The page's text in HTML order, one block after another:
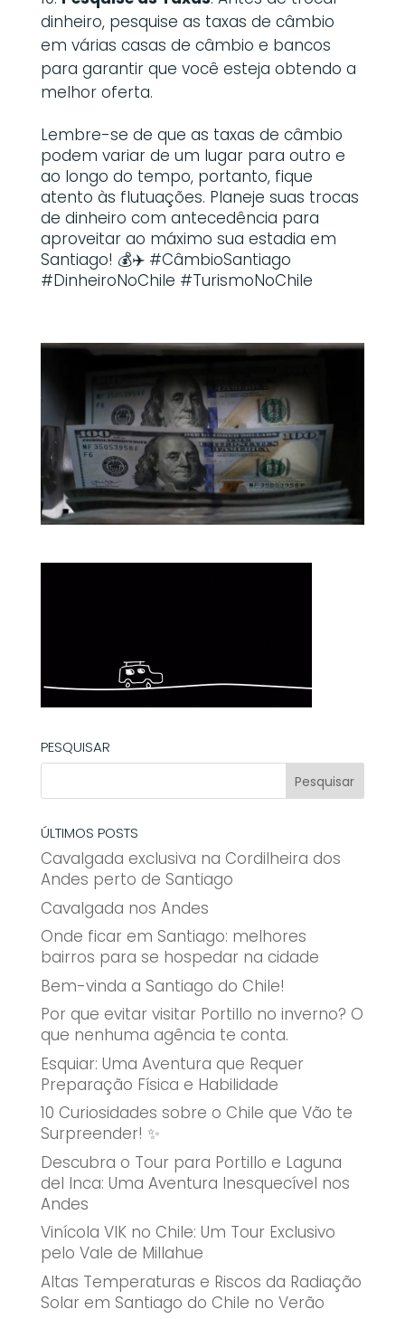
dinheiro, pesquise as taxas de câmbio
em várias casas de câmbio e bancos
para garantir que você esteja obtendo a
melhor oferta.
Lembre-se de que as taxas de câmbio
podem variar de um lugar para outro e
ao longo do tempo, portanto, fique
atento às flutuações. Planeje suas trocas
de dinheiro com antecedência para
aproveitar ao máximo sua estadia em
Santiago! 💰✈️ #CâmbioSantiago
#DinheiroNoChile #TurismoNoChile
PESQUISAR
ÚLTIMOS POSTS
Cavalgada exclusiva na Cordilheira dos
Andes perto de Santiago
Cavalgada nos Andes
Onde ficar em Santiago: melhores
bairros para se hospedar na cidade
Bem-vinda a Santiago do Chile!
Por que evitar visitar Portillo no inverno? O
que nenhuma agência te conta.
Esquiar: Uma Aventura que Requer
Preparação Física e Habilidade
10 Curiosidades sobre o Chile que Vão te
Surpreender! ✨
Descubra o Tour para Portillo e Laguna
del Inca: Uma Aventura Inesquecível nos
Andes
Vinícola VIK no Chile: Um Tour Exclusivo
pelo Vale de Millahue
Altas Temperaturas e Riscos da Radiação
Solar em Santiago do Chile no Verão